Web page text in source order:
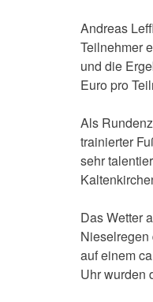
Andreas
Teilnehmer
und die
Euro pro
Als
trainierter
sehr
Das Wetter
Nieselregen
auf einem
Uhr wurden